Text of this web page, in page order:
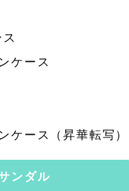
ケース
ケース（昇華転写）
ンダル